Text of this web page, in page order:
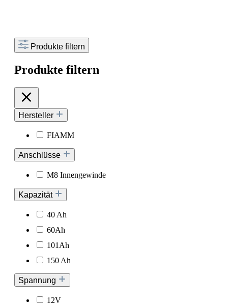
Produkte filtern
Produkte filtern
Hersteller
FIAMM
Anschlüsse
M8 Innengewinde
Kapazität
40 Ah
60Ah
101Ah
150 Ah
Spannung
12V